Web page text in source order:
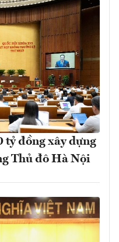
tỷ đồng xây dựng
Thủ đô Hà Nội